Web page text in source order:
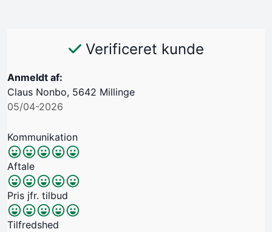
Verificeret kunde
Anmeldt af:
Claus Nonbo, 5642 Millinge
05/04-2026
Kommunikation
Aftale
Pris jfr. tilbud
Tilfredshed